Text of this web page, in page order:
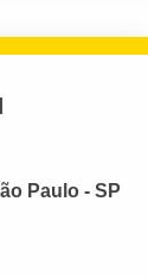
Paulo - SP